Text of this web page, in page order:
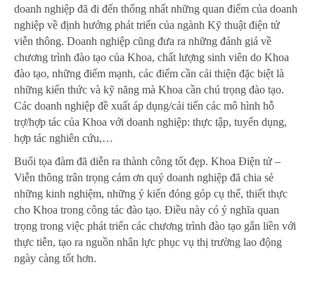
doanh nghiệp đã đi đến thống nhất những quan điểm của doanh
nghiệp về định hướng phát triển của ngành Kỹ thuật điện tử
viễn thông. Doanh nghiệp cũng đưa ra những đánh giá về
chương trình đào tạo của Khoa, chất lượng sinh viên do Khoa
đào tạo, những điểm mạnh, các điểm cần cải thiện đặc biệt là
những kiến thức và kỹ năng mà Khoa cần chú trọng đào tạo.
Các doanh nghiệp đề xuất áp dụng/cải tiến các mô hình hỗ
trợ/hợp tác của Khoa với doanh nghiệp: thực tập, tuyển dụng,
hợp tác nghiên cứu,…
Buổi tọa đàm đã diễn ra thành công tốt đẹp. Khoa Điện tử –
Viễn thông trân trọng cảm ơn quý doanh nghiệp đã chia sẻ
những kinh nghiệm, những ý kiến đóng góp cụ thể, thiết thực
cho Khoa trong công tác đào tạo. Điều này có ý nghĩa quan
trọng trong việc phát triển các chương trình đào tạo gắn liền với
thực tiễn, tạo ra nguồn nhân lực phục vụ thị trường lao động
ngày càng tốt hơn.